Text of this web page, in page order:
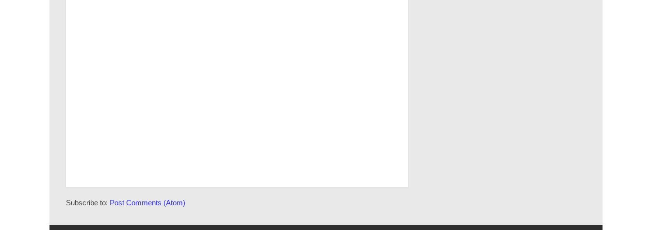
Subscribe to: Post Comments (Atom)